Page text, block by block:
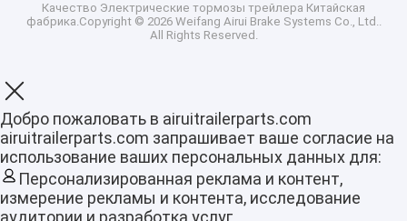
Главная страница
Продукция
VR - шоу
Качество Электрические тормозы трейлера Китайская
фабрика.Copyright © 2026 Weifang Airui Brake Systems Co., Ltd..
All Rights Reserved.
Добро пожаловать в airuitrailerparts.com
airuitrailerparts.com запрашивает ваше согласие на
использование ваших персональных данных для:
Персонализированная реклама и контент,
измерение рекламы и контента, исследование
аудитории и разработка услуг